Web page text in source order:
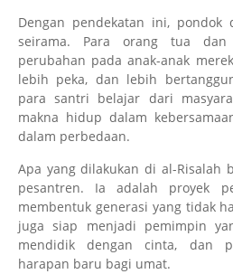
Dengan pendekatan ini, pondok
seirama. Para orang tua
perubahan pada anak-anak
lebih peka, dan lebih
para santri belajar dari
makna hidup dalam
dalam perbedaan.
Apa yang dilakukan di al-Risalah
pesantren. Ia adalah proyek
membentuk generasi yang tidak
juga siap menjadi pemimpin
mendidik dengan cinta, dan
harapan baru bagi umat.